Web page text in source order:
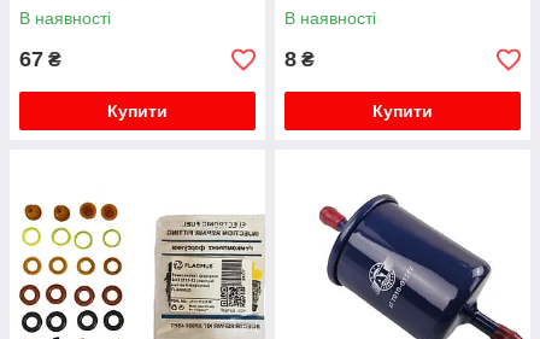
В наявності
67 ₴
Купити
В наявності
8 ₴
Купити